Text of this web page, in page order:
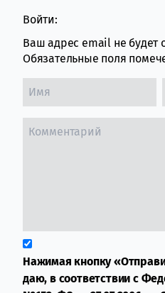
Войти:
Ваш адрес email не будет
Обязательные поля
Нажимая кнопку
даю, в соответствии с